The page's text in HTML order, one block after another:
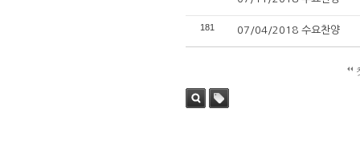
181 07/04/2018 수요찬양